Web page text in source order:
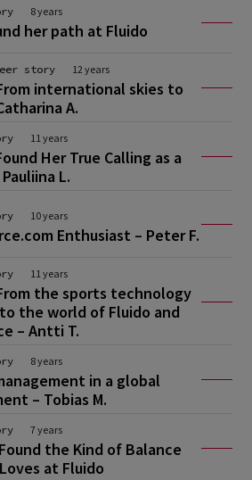
8 years
her path at Fluido
story 12 years
international skies to
A.
11 years
Her True Calling as a
L.
10 years
Enthusiast – Peter F.
11 years
the sports technology
the world of Fluido and
– Antti T.
8 years
in a global
– Tobias M.
7 years
the Kind of Balance
at Fluido